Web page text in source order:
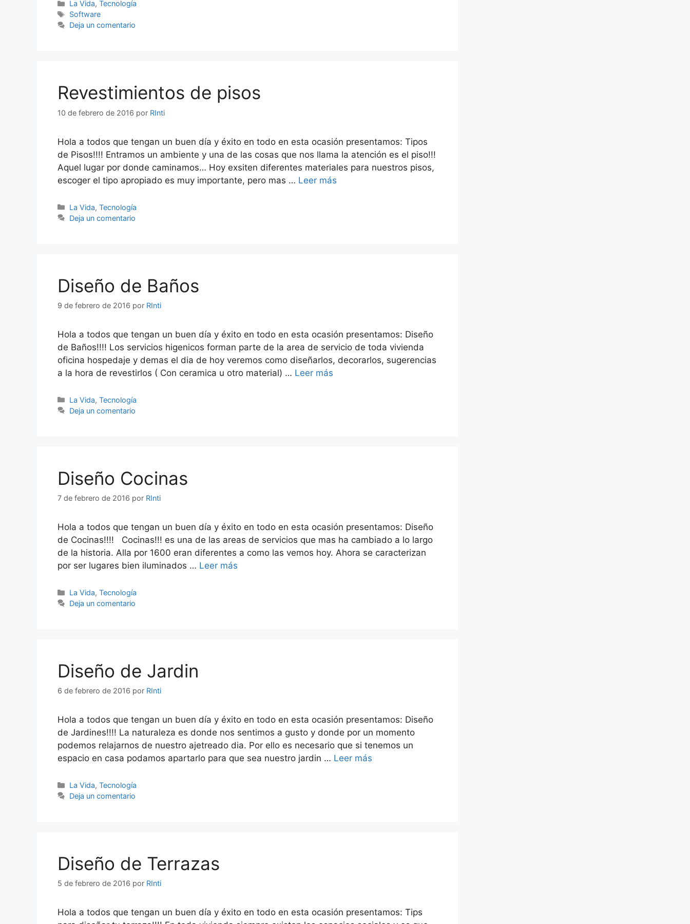
Categorías
La Vida,Tecnología
Etiquetas
Software
Deja un comentario
Revestimientos de pisos
10 de febrero de 2016 por RInti
Hola a todos que tengan un buen día y éxito en todo en esta ocasión presentamos: Tipos
de Pisos!!!! Entramos un ambiente y una de las cosas que nos llama la atención es el piso!!!
Aquel lugar por donde caminamos… Hoy exsiten diferentes materiales para nuestros pisos,
escoger el tipo apropiado es muy importante, pero mas … Leer más
Categorías
La Vida,Tecnología
Deja un comentario
Diseño de Baños
9 de febrero de 2016 por RInti
Hola a todos que tengan un buen día y éxito en todo en esta ocasión presentamos: Diseño
de Baños!!!! Los servicios higenicos forman parte de la area de servicio de toda vivienda
oficina hospedaje y demas el dia de hoy veremos como diseñarlos, decorarlos, sugerencias
a la hora de revestirlos ( Con ceramica u otro material) … Leer más
Categorías
La Vida,Tecnología
Deja un comentario
Diseño Cocinas
7 de febrero de 2016 por RInti
Hola a todos que tengan un buen día y éxito en todo en esta ocasión presentamos: Diseño
de Cocinas!!!! Cocinas!!! es una de las areas de servicios que mas ha cambiado a lo largo
de la historia. Alla por 1600 eran diferentes a como las vemos hoy. Ahora se caracterizan
por ser lugares bien iluminados … Leer más
Categorías
La Vida,Tecnología
Deja un comentario
Diseño de Jardin
6 de febrero de 2016 por RInti
Hola a todos que tengan un buen día y éxito en todo en esta ocasión presentamos: Diseño
de Jardines!!!! La naturaleza es donde nos sentimos a gusto y donde por un momento
podemos relajarnos de nuestro ajetreado dia. Por ello es necesario que si tenemos un
espacio en casa podamos apartarlo para que sea nuestro jardin … Leer más
Categorías
La Vida,Tecnología
Deja un comentario
Diseño de Terrazas
5 de febrero de 2016 por RInti
Hola a todos que tengan un buen día y éxito en todo en esta ocasión presentamos: Tips